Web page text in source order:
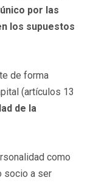
por las
los supuestos
de forma
(artículos 13
de la
como
socio a ser